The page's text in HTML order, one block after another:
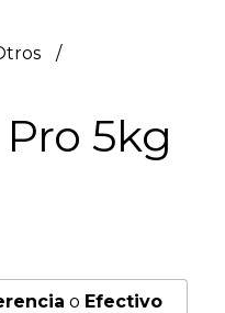
5kg
o Efectivo